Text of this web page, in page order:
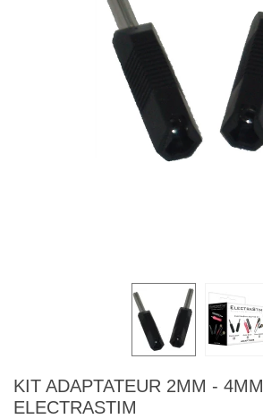
KIT ADAPTATEUR 2MM - 4MM
ELECTRASTIM